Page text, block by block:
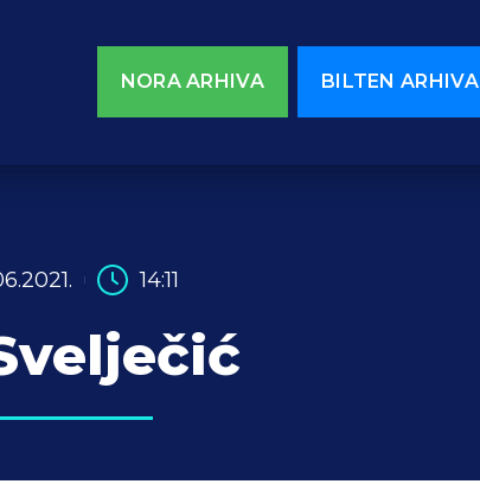
NORA ARHIVA BILTEN ARHIVA
14:11